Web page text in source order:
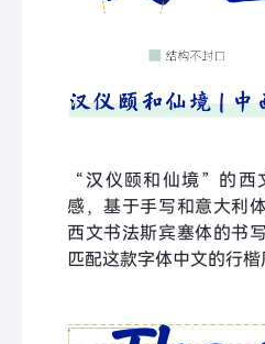
“汉仪颐和仙境”的西
感，基于手写和意大利
西文书法斯宾塞体的书
匹配这款字体中文的行楷